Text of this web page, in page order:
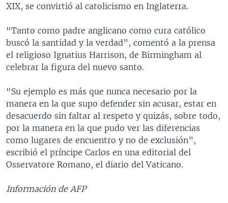
XIX, se convirtió al catolicismo en Inglaterra.
“Tanto como padre anglicano como cura católico
buscó la santidad y la verdad”, comentó a la prensa
el religioso Ignatius Harrison, de Birmingham al
celebrar la figura del nuevo santo.
“Su ejemplo es más que nunca necesario por la
manera en la que supo defender sin acusar, estar en
desacuerdo sin faltar al respeto y quizás, sobre todo,
por la manera en la que pudo ver las diferencias
como lugares de encuentro y no de exclusión”,
escribió el príncipe Carlos en una editorial del
Osservatore Romano, el diario del Vaticano.
Información de AFP